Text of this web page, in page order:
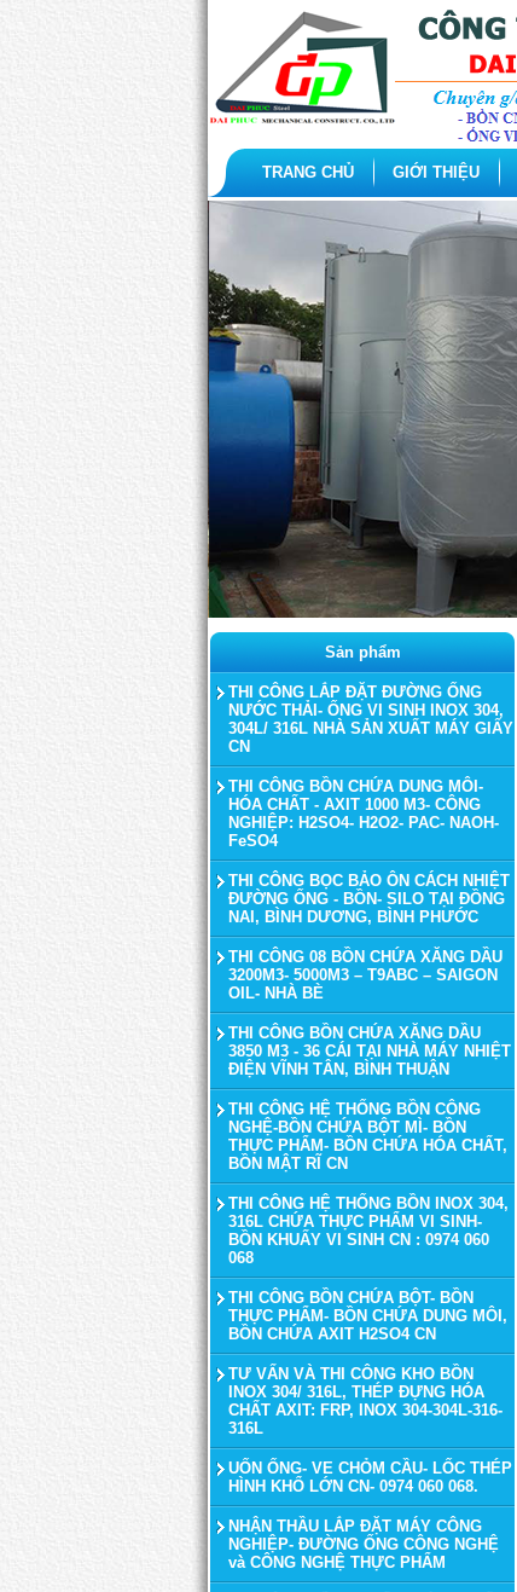
TRANG CHỦ GIỚI THIỆU
Sản phẩm
THI CÔNG LẮP ĐẶT ĐƯỜNG ỐNG
NƯỚC THẢI- ỐNG VI SINH INOX 304,
304L/ 316L NHÀ SẢN XUẤT MÁY GIẤY
CN
THI CÔNG BỒN CHỨA DUNG MÔI-
HÓA CHẤT - AXIT 1000 M3- CÔNG
NGHIỆP: H2SO4- H2O2- PAC- NAOH-
FeSO4
THI CÔNG BỌC BẢO ÔN CÁCH NHIỆT
ĐƯỜNG ỐNG - BỒN- SILO TẠI ĐỒNG
NAI, BÌNH DƯƠNG, BÌNH PHƯỚC
THI CÔNG 08 BỒN CHỨA XĂNG DẦU
3200M3- 5000M3 – T9ABC – SAIGON
OIL- NHÀ BÈ
THI CÔNG BỒN CHỨA XĂNG DẦU
3850 M3 - 36 CÁI TẠI NHÀ MÁY NHIỆT
ĐIỆN VĨNH TÂN, BÌNH THUẬN
THI CÔNG HỆ THỐNG BỒN CÔNG
NGHỆ-BỒN CHỨA BỘT MÌ- BỒN
THỰC PHẨM- BỒN CHỨA HÓA CHẤT,
BỒN MẬT RĨ CN
THI CÔNG HỆ THỐNG BỒN INOX 304,
316L CHỨA THỰC PHẨM VI SINH-
BỒN KHUẤY VI SINH CN : 0974 060
068
THI CÔNG BỒN CHỨA BỘT- BỒN
THỰC PHẨM- BỒN CHỨA DUNG MÔI,
BỒN CHỨA AXIT H2SO4 CN
TƯ VẤN VÀ THI CÔNG KHO BỒN
INOX 304/ 316L, THÉP ĐỰNG HÓA
CHẤT AXIT: FRP, INOX 304-304L-316-
316L
UỐN ỐNG- VE CHỎM CẦU- LỐC THÉP
HÌNH KHỔ LỚN CN- 0974 060 068.
NHẬN THẦU LẮP ĐẶT MÁY CÔNG
NGHIỆP- ĐƯỜNG ỐNG CÔNG NGHỆ
và CÔNG NGHỆ THỰC PHẨM